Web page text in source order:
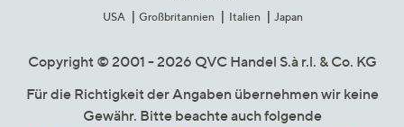
USA
Großbritannien Italien Japan
Copyright © 2001 - 2026 QVC Handel S.à r.l. & Co. KG
Für die Richtigkeit der Angaben übernehmen wir keine
Gewähr. Bitte beachte auch folgende